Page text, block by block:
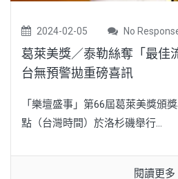
2024-02-05 No
葛萊美獎／泰勒絲奪「最佳
台無預警拋重磅喜訊
「樂壇盛事」第66屆葛萊美獎頒
點（台灣時間）於洛杉磯舉行...
閱讀更多